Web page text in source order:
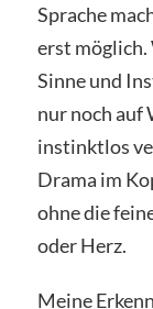
Sprache
erst möglich.
Sinne und
nur noch auf
instinktlos
Drama im
ohne die
oder Herz.
Meine